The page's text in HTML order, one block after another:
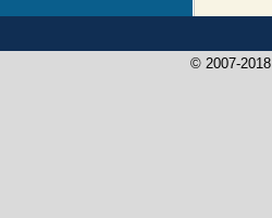
© 2007-2018